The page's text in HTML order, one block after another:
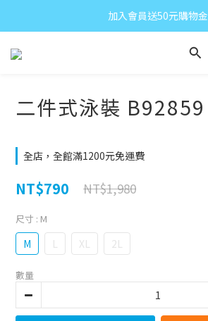
加入會員送50元購物金
二件式泳裝 B92859
全店，全館滿1200元免運費
NT$790 NT$1,980
尺寸 : M
M L XL 2L
數量